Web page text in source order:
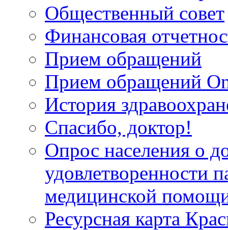
Общественный совет
Финансовая
Прием обращений
Прием обращений
История
Спасибо, доктор!
Опрос населения о
удовлетворенности
медицинской
Ресурсная карта